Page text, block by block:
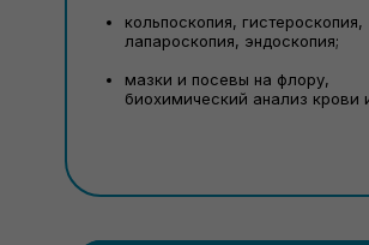
кольпоскопия, гистероскопия,
лапароскопия, эндоскопия;
мазки и посевы на флору,
биохимический анализ крови